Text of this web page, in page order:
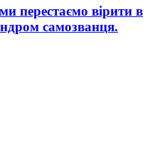
перестаємо вірити в
самозванця.